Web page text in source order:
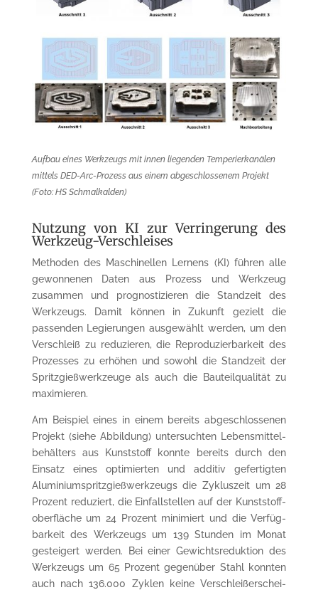
Aufbau eines Werkzeugs mit innen liegenden Temperier­kanälen
mittels DED-Arc-Prozess aus einem abge­schlos­senem Projekt
(Foto: HS Schmalkalden)
Nutzung von KI zur Verringerung des
Werkzeug-Verschleises
Methoden des Maschi­nellen Lernens (KI) führen alle
gewonn­enen Daten aus Prozess und Werkzeug
zusammen und prognos­tizieren die Standzeit des
Werk­zeugs. Damit können in Zukunft gezielt die
passenden Legie­rungen ausge­wählt werden, um den
Verschleiß zu reduzieren, die Repro­duzier­barkeit des
Prozesses zu erhöhen und sowohl die Standzeit der
Spritzgieß­werkzeuge als auch die Bauteil­qualität zu
maxi­mieren.
Am Beispiel eines in einem bereits abgeschlos­senen
Projekt (siehe Abbildung) untersuchten Lebens­mittel­
behälters aus Kunst­stoff konnte bereits durch den
Einsatz eines opti­mierten und additiv gefertigten
Alumini­umspritz­gießwerk­zeugs die Zykluszeit um 28
Prozent reduziert, die Einfall­stellen auf der Kunststoff­
oberfläche um 24 Prozent minimiert und die Verfüg­
barkeit des Werkzeugs um 139 Stunden im Monat
gesteigert werden. Bei einer Gewichts­reduktion des
Werk­zeugs um 65 Prozent gegen­über Stahl konnten
auch nach 136.000 Zyklen keine Verschleiß­erschei­